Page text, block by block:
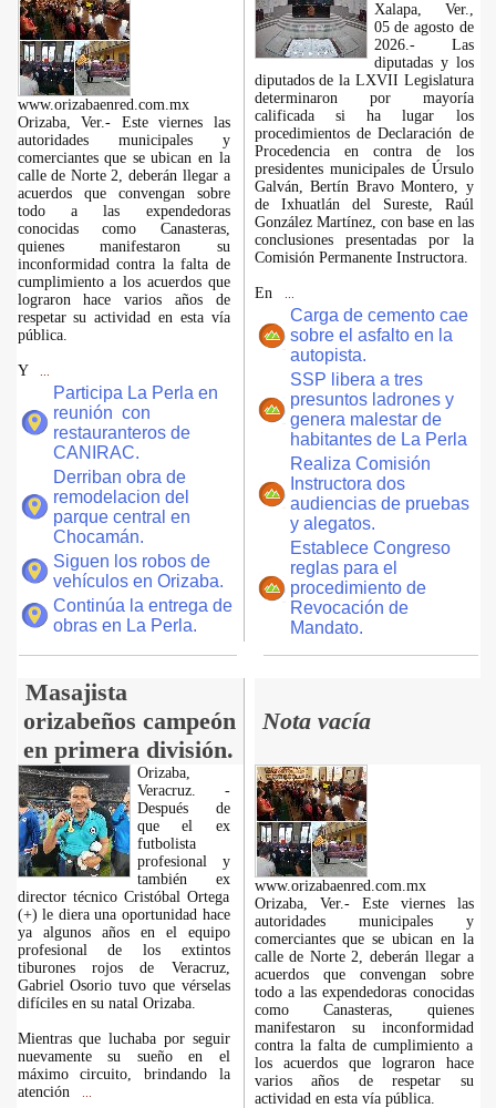
www.orizabaenred.com.mx
Orizaba, Ver.- Este viernes las
autoridades municipales y
comerciantes que se ubican en la
calle de Norte 2, deberán llegar a
acuerdos que convengan sobre
todo a las expendedoras
conocidas como Canasteras,
quienes manifestaron su
inconformidad contra la falta de
cumplimiento a los acuerdos que
lograron hace varios años de
respetar su actividad en esta vía
pública.
Y
Participa La Perla en
reunión con
restauranteros de
CANIRAC.
Derriban obra de
remodelacion del
parque central en
Chocamán.
Siguen los robos de
vehículos en Orizaba.
Continúa la entrega de
obras en La Perla.
Xalapa, Ver.,
05 de agosto de
2026.- Las
diputadas y los
diputados de la LXVII Legislatura
determinaron por mayoría
calificada si ha lugar los
procedimientos de Declaración de
Procedencia en contra de los
presidentes municipales de Úrsulo
Galván, Bertín Bravo Montero, y
de Ixhuatlán del Sureste, Raúl
González Martínez, con base en las
conclusiones presentadas por la
Comisión Permanente Instructora.
En
Carga de cemento cae
sobre el asfalto en la
autopista.
SSP libera a tres
presuntos ladrones y
genera malestar de
habitantes de La Perla
Realiza Comisión
Instructora dos
audiencias de pruebas
y alegatos.
Establece Congreso
reglas para el
procedimiento de
Revocación de
Mandato.
Masajista
orizabeños campeón
en primera división.
Nota vacía
Orizaba,
Veracruz. -
Después de
que el ex
futbolista
profesional y
también ex
director técnico Cristóbal Ortega
(+) le diera una oportunidad hace
ya algunos años en el equipo
profesional de los extintos
tiburones rojos de Veracruz,
Gabriel Osorio tuvo que vérselas
difíciles en su natal Orizaba.
Mientras que luchaba por seguir
nuevamente su sueño en el
máximo circuito, brindando la
atención
www.orizabaenred.com.mx
Orizaba, Ver.- Este viernes las
autoridades municipales y
comerciantes que se ubican en la
calle de Norte 2, deberán llegar a
acuerdos que convengan sobre
todo a las expendedoras conocidas
como Canasteras, quienes
manifestaron su inconformidad
contra la falta de cumplimiento a
los acuerdos que lograron hace
varios años de respetar su
actividad en esta vía pública.